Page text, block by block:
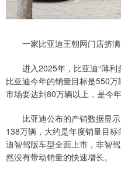
一家比亚迪王朝网门店挤满
进入2025年，比亚迪“薄利
比亚迪今年的销量目标是550
市场要达到80万辆以上，是今年
比亚迪公布的产销数据显示
138万辆，大约是年度销量目
迪智驾版车型全面上市，非智
然没有带动销量的快速增长。